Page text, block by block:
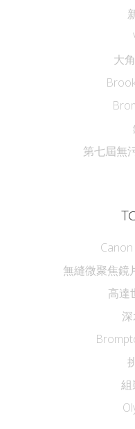
大
第七屆無
無縫微聚焦鏡
高達
組